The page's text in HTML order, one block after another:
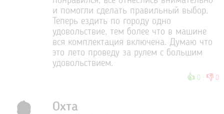
и помогли сделать правильный выбор.
Теперь ездить по городу одно
удовольствие, тем более что в машине
вся комплектация включена. Думаю что
это лето проведу за рулем с большим
удовольствием.
👍 : 👎
Охта